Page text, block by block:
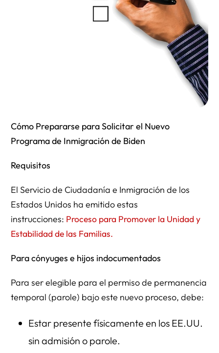
Cómo Prepararse para Solicitar el Nuevo
Programa de Inmigración de Biden
Requisitos
El Servicio de Ciudadanía e Inmigración de los
Estados Unidos ha emitido estas
instrucciones: Proceso para Promover la Unidad y
Estabilidad de las Familias.
Para cónyuges e hijos indocumentados
Para ser elegible para el permiso de permanencia
temporal (parole) bajo este nuevo proceso, debe:
Estar presente físicamente en los EE.UU.
sin admisión o parole.